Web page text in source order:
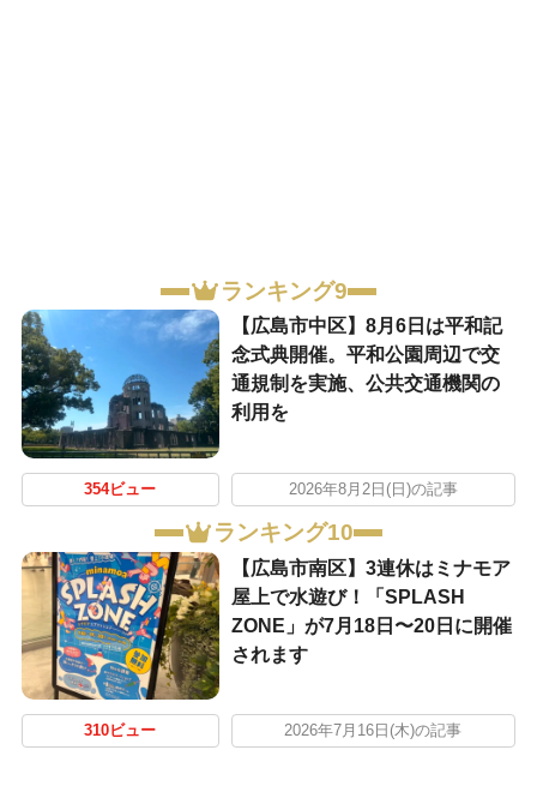
ランキング9
【広島市中区】8月6日は平和記
念式典開催。平和公園周辺で交
通規制を実施、公共交通機関の
利用を
354ビュー 2026年8月2日(日)の記事
ランキング10
【広島市南区】3連休はミナモア
屋上で水遊び！「SPLASH
ZONE」が7月18日〜20日に開催
されます
310ビュー 2026年7月16日(木)の記事